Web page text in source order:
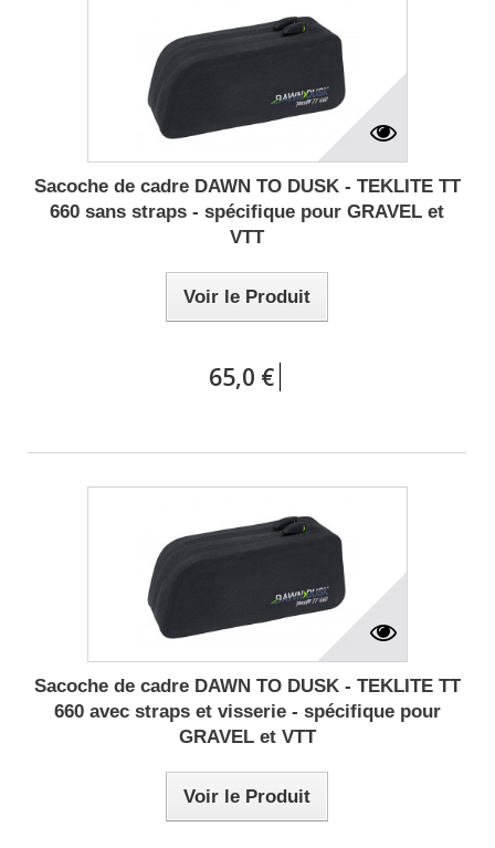
Sacoche de cadre DAWN TO DUSK - TEKLITE TT
660 sans straps - spécifique pour GRAVEL et
VTT
Voir le Produit
65,0 €
Sacoche de cadre DAWN TO DUSK - TEKLITE TT
660 avec straps et visserie - spécifique pour
GRAVEL et VTT
Voir le Produit